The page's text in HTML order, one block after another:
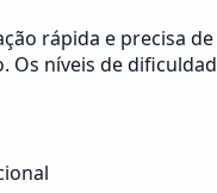
rápida e precisa
Os níveis de